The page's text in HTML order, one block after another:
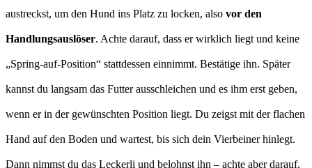
austreckst, um den Hund ins Platz zu locken, also vor den
Handlungsauslöser. Achte darauf, dass er wirklich liegt und keine
„Spring-auf-Position“ stattdessen einnimmt. Bestätige ihn. Später
kannst du langsam das Futter ausschleichen und es ihm erst geben,
wenn er in der gewünschten Position liegt. Du zeigst mit der flachen
Hand auf den Boden und wartest, bis sich dein Vierbeiner hinlegt.
Dann nimmst du das Leckerli und belohnst ihn – achte aber darauf,